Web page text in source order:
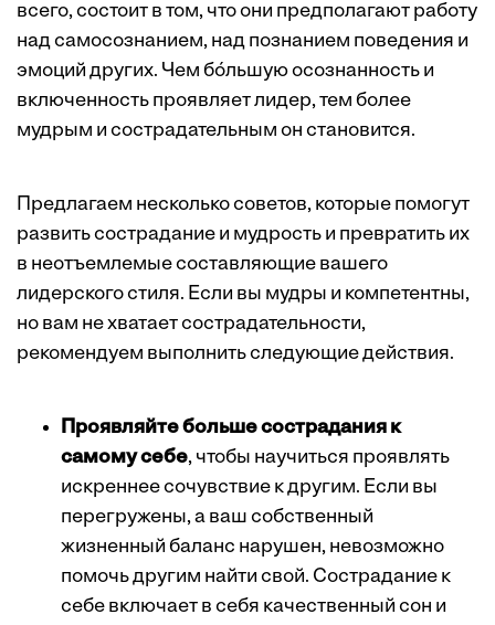
всего, состоит в том, что они предполагают работу
над самосознанием, над познанием поведения и
эмоций других. Чем бо́льшую осознанность и
включенность проявляет лидер, тем более
мудрым и сострадательным он становится.
Предлагаем несколько советов, которые помогут
развить сострадание и мудрость и превратить их
в неотъемлемые составляющие вашего
лидерского стиля. Если вы мудры и компетентны,
но вам не хватает сострадательности,
рекомендуем выполнить следующие действия.
Проявляйте больше сострадания к
самому себе, чтобы научиться проявлять
искреннее сочувствие к другим. Если вы
перегружены, а ваш собственный
жизненный баланс нарушен, невозможно
помочь другим найти свой. Сострадание к
себе включает в себя качественный сон и